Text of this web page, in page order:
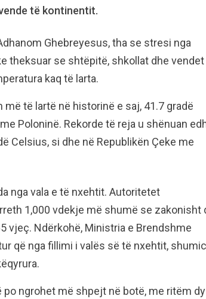
të kontinentit.
Ghebreyesus, tha se stresi nga
theksuar se shtëpitë, shkollat dhe vendet
kaq të larta.
të lartë në historinë e saj, 41.7 gradë
Poloninë. Rekorde të reja u shënuan
Celsius, si dhe në Republikën Çeke me
nga vala e të nxehtit. Autoritetet
1,000 vdekje më shumë se zakonisht
vjeç. Ndërkohë, Ministria e Brendshme
që nga fillimi i valës së të nxehtit,
po ngrohet më shpejt në botë, me ritëm dy